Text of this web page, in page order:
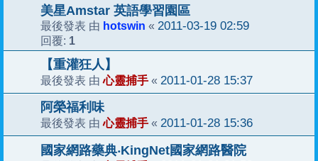
美星Amstar 英語學習園區
最後發表 由 hotswin « 2011-03-19 02:59
回覆: 1
【重灌狂人】
最後發表 由心靈捕手 « 2011-01-28 15:37
阿榮福利味
最後發表 由心靈捕手 « 2011-01-28 15:36
國家網路藥典‧KingNet國家網路醫院